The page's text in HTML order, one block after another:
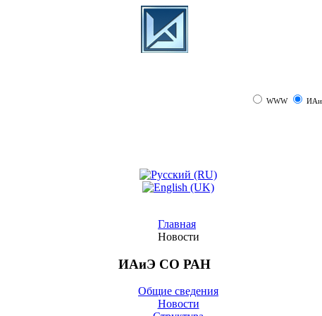
WWW
Главная
Новости
ИАиЭ СО РАН
Общие сведения
Новости